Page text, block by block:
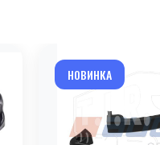
НОВИНКА